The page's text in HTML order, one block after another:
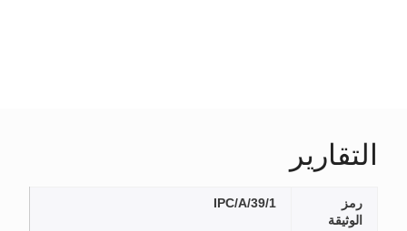
التقارير
رمز
الوثيقة
IPC/A/39/1